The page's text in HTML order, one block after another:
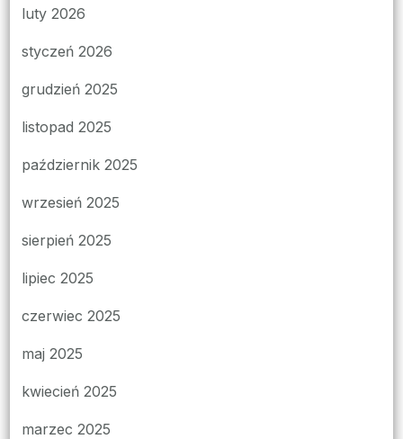
luty 2026
styczeń 2026
grudzień 2025
listopad 2025
październik 2025
wrzesień 2025
sierpień 2025
lipiec 2025
czerwiec 2025
maj 2025
kwiecień 2025
marzec 2025